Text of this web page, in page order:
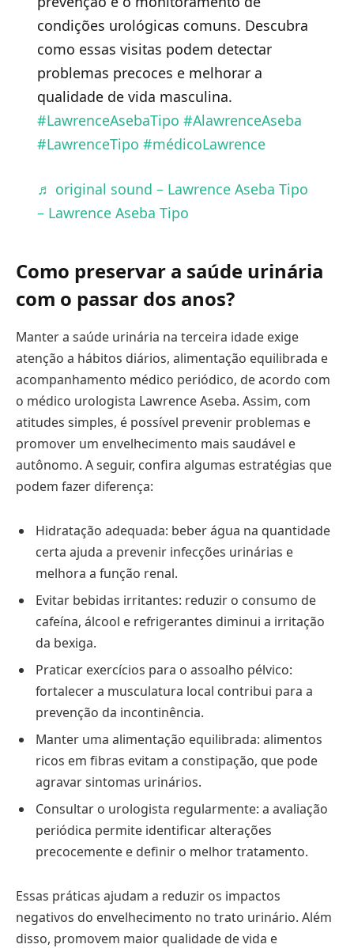
condições urológicas comuns. Descubra
como essas visitas podem detectar
problemas precoces e melhorar a
qualidade de vida masculina.
#LawrenceAsebaTipo #AlawrenceAseba
#LawrenceTipo #médicoLawrence
♬ original sound – Lawrence Aseba Tipo
– Lawrence Aseba Tipo
Como preservar a saúde urinária
com o passar dos anos?
Manter a saúde urinária na terceira idade exige
atenção a hábitos diários, alimentação equilibrada e
acompanhamento médico periódico, de acordo com
o médico urologista Lawrence Aseba. Assim, com
atitudes simples, é possível prevenir problemas e
promover um envelhecimento mais saudável e
autônomo. A seguir, confira algumas estratégias que
podem fazer diferença:
Hidratação adequada: beber água na quantidade
certa ajuda a prevenir infecções urinárias e
melhora a função renal.
Evitar bebidas irritantes: reduzir o consumo de
cafeína, álcool e refrigerantes diminui a irritação
da bexiga.
Praticar exercícios para o assoalho pélvico:
fortalecer a musculatura local contribui para a
prevenção da incontinência.
Manter uma alimentação equilibrada: alimentos
ricos em fibras evitam a constipação, que pode
agravar sintomas urinários.
Consultar o urologista regularmente: a avaliação
periódica permite identificar alterações
precocemente e definir o melhor tratamento.
Essas práticas ajudam a reduzir os impactos
negativos do envelhecimento no trato urinário. Além
disso, promovem maior qualidade de vida e